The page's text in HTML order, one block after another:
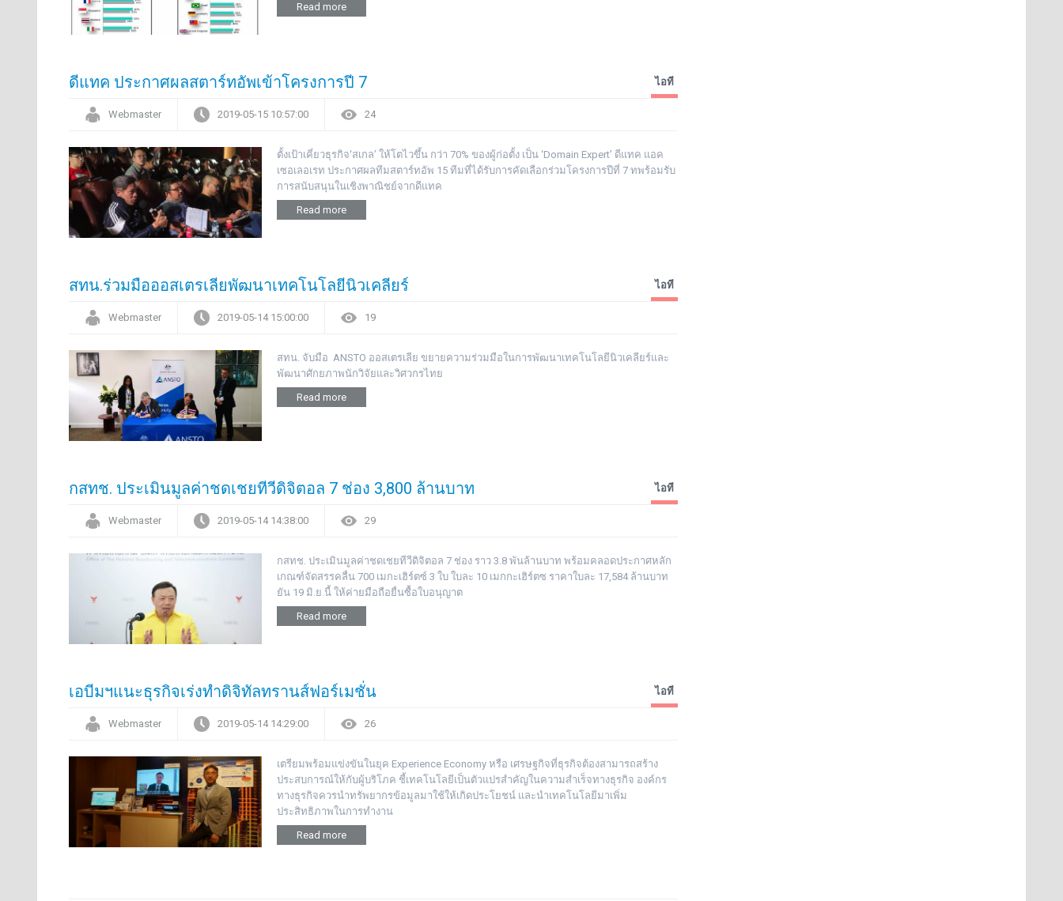
Read more
ดีแทค ประกาศผลสตาร์ทอัพเข้าโครงการปี 7 ไอที
Webmaster 2019-05-15 10:57:00 24
ตั้งเป้าเคี่ยวธุรกิจ‘สเกล’ ให้โตไวขึ้น กว่า 70% ของผู้ก่อตั้ง เป็น ‘Domain Expert’ ดีแทค แอค
เซอเลอเรท ประกาศผลทีมสตาร์ทอัพ 15 ทีมที่ได้รับการคัดเลือกร่วมโครงการปีที่ 7 ทพร้อมรับ
การสนับสนุนในเชิงพาณิชย์จากดีแทค
Read more
สทน.ร่วมมือออสเตรเลียพัฒนาเทคโนโลยีนิวเคลียร์ ไอที
Webmaster 2019-05-14 15:00:00 19
สทน. จับมือ ANSTO ออสเตรเลีย ขยายความร่วมมือในการพัฒนาเทคโนโลยีนิวเคลียร์และ
พัฒนาศักยภาพนักวิจัยและวิศวกรไทย
Read more
กสทช. ประเมินมูลค่าชดเชยทีวีดิจิตอล 7 ช่อง 3,800 ล้านบาท ไอที
Webmaster 2019-05-14 14:38:00 29
กสทช. ประเมินมูลค่าชดเชยทีวีดิจิตอล 7 ช่อง ราว 3.8 พันล้านบาท พร้อมคลอดประกาศหลัก
เกณฑ์จัดสรรคลื่น 700 เมกะเฮิร์ตซ์ 3 ใบ ใบละ 10 เมกกะเฮิร์ตซ ราคาใบละ 17,584 ล้านบาท
ยัน 19 มิ.ย.นี้ ให้ค่ายมือถือยื่นซื้อใบอนุญาต
Read more
เอบีมฯแนะธุรกิจเร่งทำดิจิทัลทรานส์ฟอร์เมชั่น ไอที
Webmaster 2019-05-14 14:29:00 26
เตรียมพร้อมแข่งขันในยุค Experience Economy หรือ เศรษฐกิจที่ธุรกิจต้องสามารถสร้าง
ประสบการณ์ให้กับผู้บริโภค ชี้เทคโนโลยีเป็นตัวแปรสำคัญในความสำเร็จทางธุรกิจ องค์กร
ทางธุรกิจควรนำทรัพยากรข้อมูลมาใช้ให้เกิดประโยชน์ และนำเทคโนโลยีมาเพิ่ม
ประสิทธิภาพในการทำงาน
Read more